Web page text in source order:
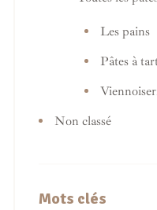
Les pains
Pâtes à
Non classé
Mots clés